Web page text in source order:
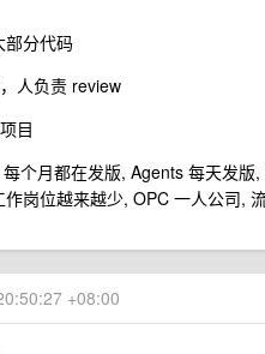
部分代码
人负责 review
目
个月都在发版, Agents 每天发
岗位越来越少, OPC 一人公司,
+08:00